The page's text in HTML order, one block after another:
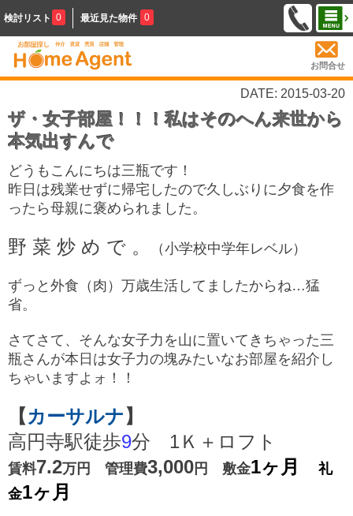
検討リスト 0 最近見た物件 0
お問合せ
DATE: 2015-03-20
ザ・女子部屋！！！私はそのへん来世から
本気出すんで
どうもこんにちは三瓶です！
昨日は残業せずに帰宅したので久しぶりに夕食を作
ったら母親に褒められました。
野 菜 炒 め で 。 （小学校中学年レベル）
ずっと外食（肉）万歳生活してましたからね…猛
省。
さてさて、そんな女子力を山に置いてきちゃった三
瓶さんが本日は女子力の塊みたいなお部屋を紹介し
ちゃいますよォ！！
【 カーサルナ 】
高円寺駅徒歩9分 1Ｋ＋ロフト
賃料7.2万円 管理費3,000 円 敷金1ヶ月
礼
金1ヶ月